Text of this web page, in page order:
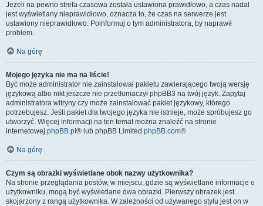
Jeżeli na pewno strefa czasowa została ustawiona prawidłowo, a czas nadal
jest wyświetlany nieprawidłowo, oznacza to, że czas na serwerze jest
ustawiony nieprawidłowo. Poinformuj o tym administratora, by naprawił
problem.
Na górę
Mojego języka nie ma na liście!
Być może administrator nie zainstalował pakietu zawierającego twoją wersję
językową albo nikt jeszcze nie przetłumaczył phpBB3 na twój język. Zapytaj
administratora witryny czy może zainstalować pakiet językowy, którego
potrzebujesz. Jeśli pakiet dla twojego języka nie istnieje, może spróbujesz go
utworzyć. Więcej informacji na ten temat można znaleźć na stronie
internetowej phpBB.pl ® lub phpBB Limited phpBB.com®
Na górę
Czym są obrazki wyświetlane obok nazwy użytkownika?
Na stronie przeglądania postów, w miejscu, gdzie są wyświetlane informacje o
użytkowniku, mogą być wyświetlane dwa obrazki. Pierwszy obrazek jest
skojarzony z rangą użytkownika. W zależności od używanego stylu jest on w